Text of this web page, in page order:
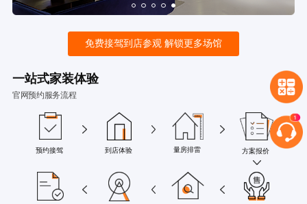
免费接驾到店参观 解锁更多场馆
一站式家装体验
官网预约服务流程
预约接驾 到店体验 量房排雷 方案报价